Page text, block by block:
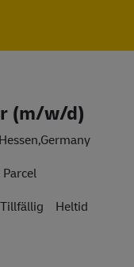
(m/w/d)
Parcel
Tillfällig Heltid